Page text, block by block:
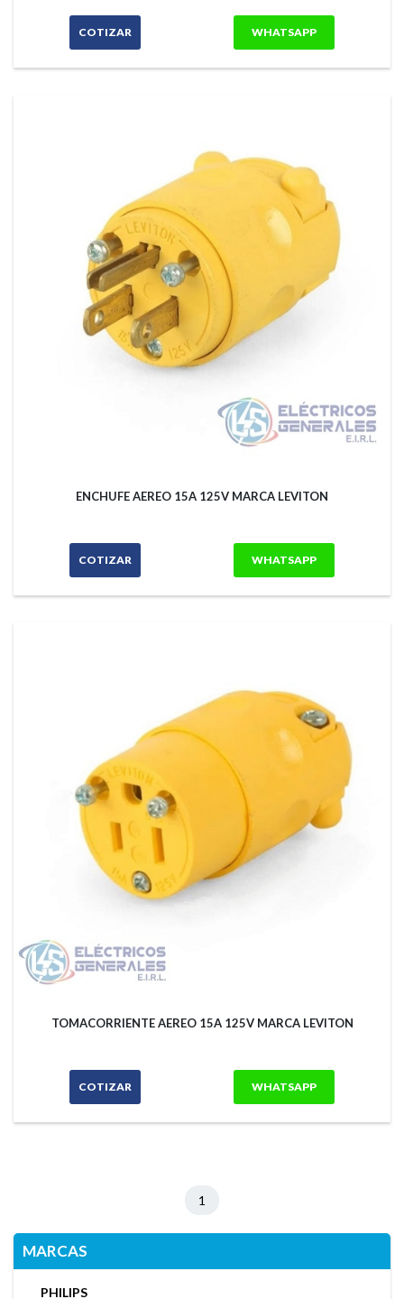
MARCAS
PHILIPS
COTIZAR WHATSAPP
ENCHUFE AEREO 15A 125V MARCA LEVITON
COTIZAR WHATSAPP
TOMACORRIENTE AEREO 15A 125V MARCA LEVITON
COTIZAR WHATSAPP
1